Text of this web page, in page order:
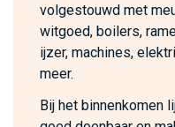
volgestouwd met
witgoed, boilers,
ijzer, machines,
meer.
Bij het binnenkomen